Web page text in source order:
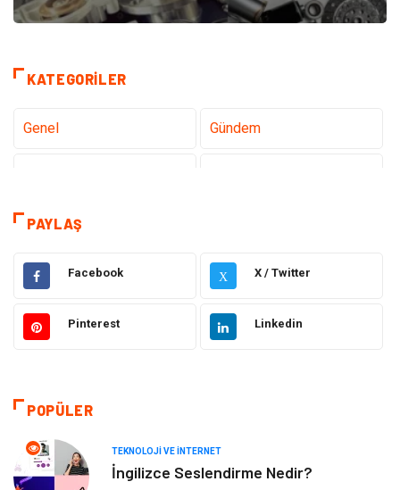
KATEGORILER
Genel Gündem
Sağlık
Teknoloji ve İnternet Hukuk
Elektrik ve Elektronik Gıda
Otomotiv
Tanıtıcı Reklam Güzellik & Bakım
PAYLAŞ
Facebook X X / Twitter
Pinterest Linkedin
POPÜLER
TEKNOLOJI VE İNTERNET
İngilizce Seslendirme Nedir?